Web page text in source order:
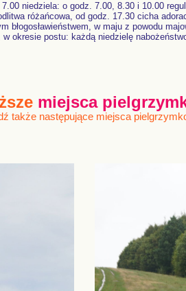
niedziela: o godz. 7.00, 8.30 i 10.00
różańcowa, od godz. 17.30 cicha
błogosławieństwem, w maju z powodu
okresie postu: każdą niedzielę
miejsca
także następujące miejsca